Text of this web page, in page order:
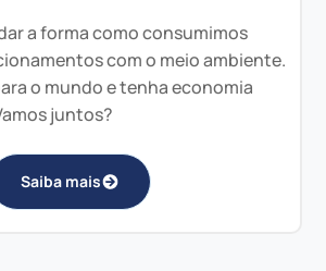
a forma como consumimos
com o meio ambiente.
o mundo e tenha economia
juntos?
Saiba mais